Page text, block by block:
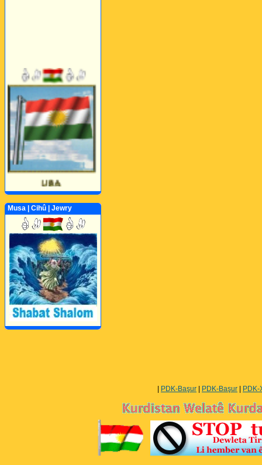
Musa | Cihû | Jewry
PDK-Başur PDK-Başur